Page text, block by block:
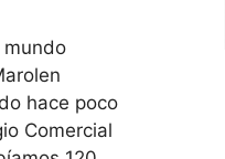
mundo
hace poco
Comercial